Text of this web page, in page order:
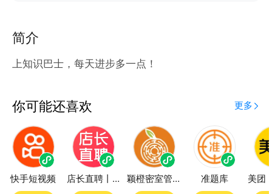
简介
上知识巴士，每天进步多一点！
你可能还喜欢 更多
快手短视频 店长直聘丨求职招聘找工作 颖橙密室管家SmartOrange 准题库